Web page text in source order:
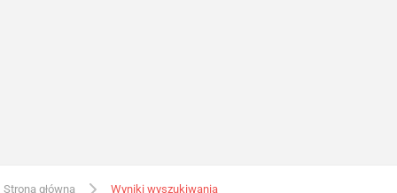
Strona główna Wyniki wyszukiwania